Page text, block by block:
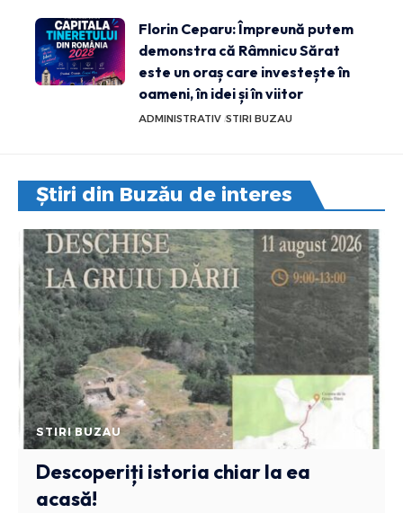
Florin Ceparu: Împreună putem
demonstra că Râmnicu Sărat
este un oraș care investește în
oameni, în idei și în viitor
ADMINISTRATIV STIRI BUZAU
Știri din Buzău de interes
STIRI BUZAU
Descoperiți istoria chiar la ea
acasă!